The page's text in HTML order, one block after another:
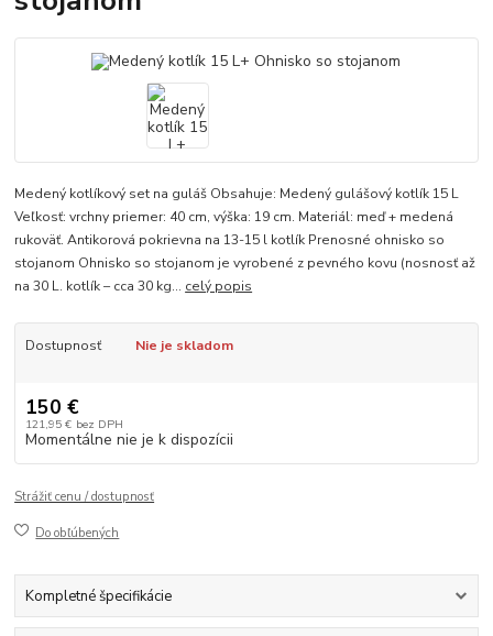
Medený kotlíkový set na guláš Obsahuje: Medený gulášový kotlík 15 L
Veľkosť: vrchny priemer: 40 cm, výška: 19 cm. Materiál: meď + medená
rukoväť. Antikorová pokrievna na 13-15 l kotlík Prenosné ohnisko so
stojanom Ohnisko so stojanom je vyrobené z pevného kovu (nosnosť až
na 30 L. kotlík – cca 30 kg... celý popis
Dostupnosť Nie je skladom
150 €
121,95 € bez DPH
Momentálne nie je k dispozícii
Strážiť cenu / dostupnosť
Do obľúbených
Kompletné špecifikácie